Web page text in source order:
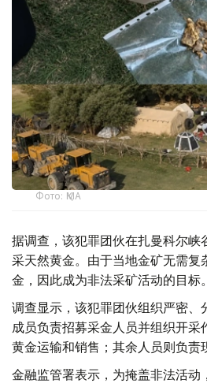
Фото: ҚМА
据调查，该犯罪团伙在扎曼科尔峡
采天然黄金。由于当地金矿无需复
金，因此成为非法采矿活动的目标。
调查显示，该犯罪团伙组织严密、
成员负责招募采金人员并组织开
黄金运输和销售；其余人员则负责
金融监管署表示，为掩盖非法活动